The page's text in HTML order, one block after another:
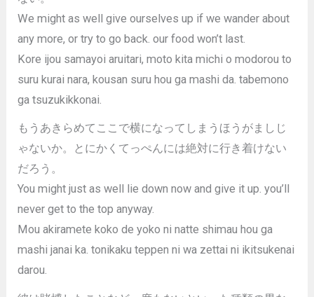
We might as well give ourselves up if we wander about
any more, or try to go back. our food won’t last.
Kore ijou samayoi aruitari, moto kita michi o modorou to
suru kurai nara, kousan suru hou ga mashi da. tabemono
ga tsuzukikkonai.
もうあきらめてここで横になってしまうほうがましじ
ゃないか。とにかくてっぺんには絶対に行き着けない
だろう。
You might just as well lie down now and give it up. you’ll
never get to the top anyway.
Mou akiramete koko de yoko ni natte shimau hou ga
mashi janai ka. tonikaku teppen ni wa zettai ni ikitsukenai
darou.